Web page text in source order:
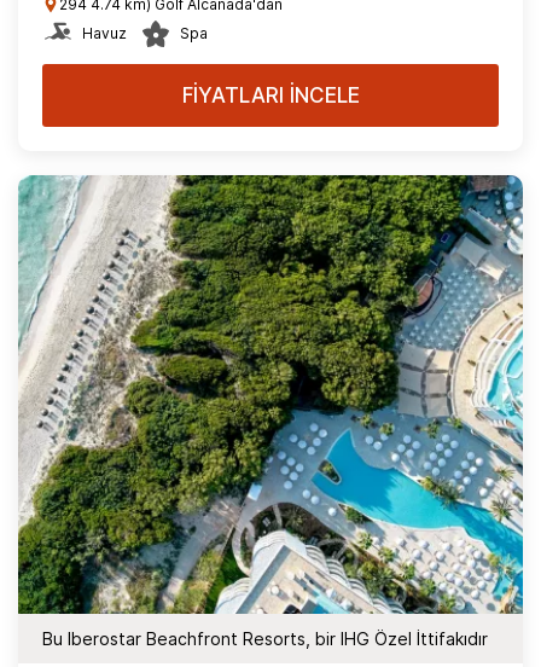
294 4.74 km) Golf Alcanada'dan
Havuz
Spa
FİYATLARI İNCELE
Bu Iberostar Beachfront Resorts, bir IHG Özel İttifakıdır